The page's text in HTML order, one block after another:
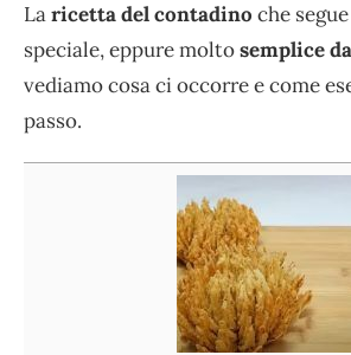
Laricetta del contadino che
speciale, eppure moltosemplice
vediamo cosa ci occorre e come
passo.